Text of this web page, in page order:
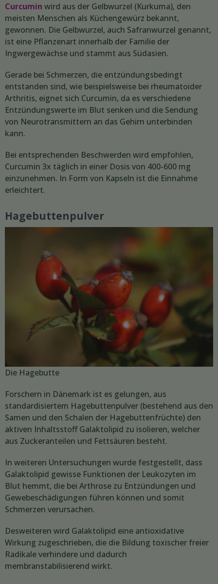
Curcumin wird aus der Gelbwurzel (Kurkuma), den
meisten Menschen als Küchengewürz bekannt,
gewonnen. Die Gelbwurzel, auch Safranwurzel genannt,
ist eine Pflanzenart innerhalb der Familie der
Ingwergewächse und stammt aus Südasien.
Gerade bei Schmerzen, die entzündungsbedingt
entstanden sind, wie beispielsweise bei rheumatoider
Arthritis, eignet sich Curcumin, da es verschiedene
Entzündungswerte im Blut senken und die Sendung
von Neurotransmittern an das Gehirn unterbinden
kann.
Bei entsprechenden Beschwerden wird empfohlen,
Curcumin 3x täglich in einer Dosis von 400-600 mg
einzunehmen. In Form von Kapseln ist die Einnahme
erleichtert.
Hagebuttenpulver
Die Hagebutte
Forschern in Dänemark ist es gelungen, aus
standardisiertem Hagebuttenpulver (bestehend aus den
Samen und den Schalen der Hagebuttenfrüchte) den
aktiven Inhaltsstoff Galaktolipid zu isolieren, welcher
aus Zuckeranteilen und Fettsäuren besteht.
In weiteren Untersuchungen wurde festgestellt, dass
Galaktolipid gewisse Funktionen der Leukozyten im
Blut hemmt, die bei Arthrose zu Entzündungen und
Gewebeschädigungen führen können und somit
Schmerzen verursachen.
Desweiteren wird Galaktolipid eine antioxidative
Wirkung zugeschrieben, die die Bildung toxischer freier
Radikale verhindere und dadurch
membranstabilisierend wirkt.